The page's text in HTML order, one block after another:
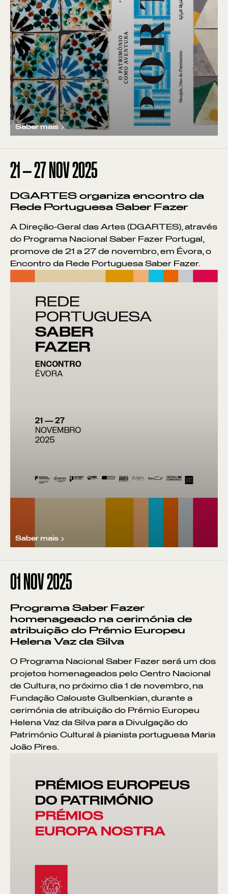
Saber mais
21 —27 NOV2025
DGARTES organiza encontro da
Rede Portuguesa Saber Fazer
A Direção-Geral das Artes (DGARTES), através
do Programa Nacional Saber Fazer Portugal,
promove de 21 a 27 de novembro, em Évora, o
Encontro da Rede Portuguesa Saber Fazer.
Saber mais
01NOV 2025
Programa Saber Fazer
homenageado na cerimónia de
atribuição do Prémio Europeu
Helena Vaz da Silva
O Programa Nacional Saber Fazer será um dos
projetos homenageados pelo Centro Nacional
de Cultura, no próximo dia 1 de novembro, na
Fundação Calouste Gulbenkian, durante a
cerimónia de atribuição do Prémio Europeu
Helena Vaz da Silva para a Divulgação do
Património Cultural à pianista portuguesa Maria
João Pires.